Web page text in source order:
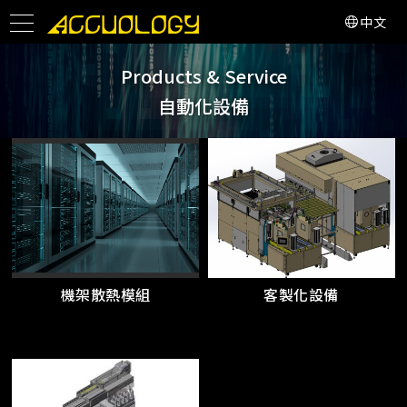
中文
Products & Service
自動化設備
機架散熱模組 客製化設備